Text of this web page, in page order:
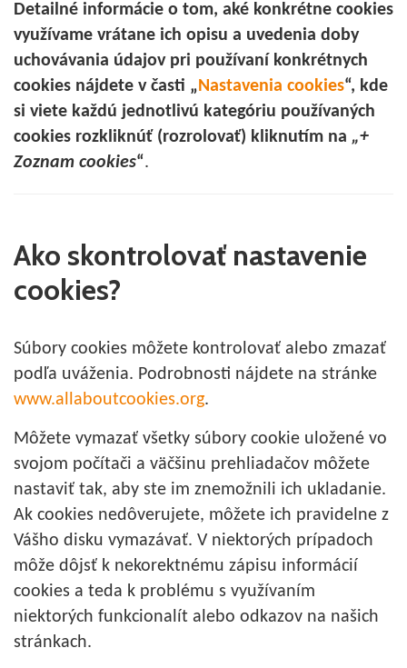
Detailné informácie o tom, aké konkrétne cookies
využívame vrátane ich opisu a uvedenia doby
uchovávania údajov pri používaní konkrétnych
cookies nájdete v časti „Nastavenia cookies“, kde
si viete každú jednotlivú kategóriu používaných
cookies rozkliknúť (rozrolovať) kliknutím na „+
Zoznam cookies“.
Ako skontrolovať nastavenie
cookies?
Súbory cookies môžete kontrolovať alebo zmazať
podľa uváženia. Podrobnosti nájdete na stránke
www.allaboutcookies.org.
Môžete vymazať všetky súbory cookie uložené vo
svojom počítači a väčšinu prehliadačov môžete
nastaviť tak, aby ste im znemožnili ich ukladanie.
Ak cookies nedôverujete, môžete ich pravidelne z
Vášho disku vymazávať. V niektorých prípadoch
môže dôjsť k nekorektnému zápisu informácií
cookies a teda k problému s využívaním
niektorých funkcionalít alebo odkazov na našich
stránkach.